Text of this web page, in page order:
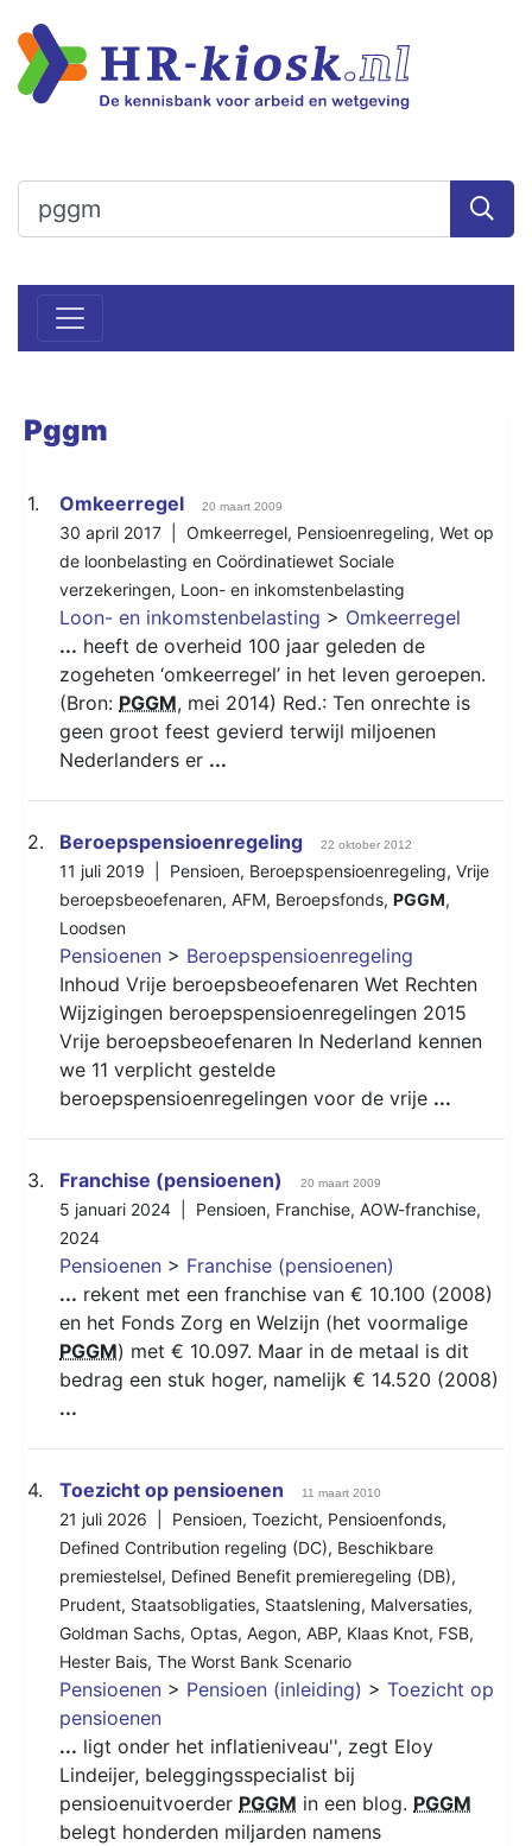
Pggm
1. Omkeerregel 20 maart 2009
30 april 2017 | Omkeerregel, Pensioenregeling, Wet op
de loonbelasting en Coördinatiewet Sociale
verzekeringen, Loon- en inkomstenbelasting
Loon- en inkomstenbelasting > Omkeerregel
... heeft de overheid 100 jaar geleden de
zogeheten ‘omkeerregel’ in het leven geroepen.
(Bron: PGGM, mei 2014) Red.: Ten onrechte is
geen groot feest gevierd terwijl miljoenen
Nederlanders er ...
2. Beroepspensioenregeling 22 oktober 2012
11 juli 2019 | Pensioen, Beroepspensioenregeling, Vrije
beroepsbeoefenaren, AFM, Beroepsfonds, PGGM,
Loodsen
Pensioenen > Beroepspensioenregeling
Inhoud Vrije beroepsbeoefenaren Wet Rechten
Wijzigingen beroepspensioenregelingen 2015
Vrije beroepsbeoefenaren In Nederland kennen
we 11 verplicht gestelde
beroepspensioenregelingen voor de vrije ...
3. Franchise (pensioenen) 20 maart 2009
5 januari 2024 | Pensioen, Franchise, AOW-franchise,
2024
Pensioenen > Franchise (pensioenen)
... rekent met een franchise van € 10.100 (2008)
en het Fonds Zorg en Welzijn (het voormalige
PGGM) met € 10.097. Maar in de metaal is dit
bedrag een stuk hoger, namelijk € 14.520 (2008)
...
4. Toezicht op pensioenen 11 maart 2010
21 juli 2026 | Pensioen, Toezicht, Pensioenfonds,
Defined Contribution regeling (DC), Beschikbare
premiestelsel, Defined Benefit premieregeling (DB),
Prudent, Staatsobligaties, Staatslening, Malversaties,
Goldman Sachs, Optas, Aegon, ABP, Klaas Knot, FSB,
Hester Bais, The Worst Bank Scenario
Pensioenen > Pensioen (inleiding) > Toezicht op
pensioenen
... ligt onder het inflatieniveau'', zegt Eloy
Lindeijer, beleggingsspecialist bij
pensioenuitvoerder PGGM in een blog. PGGM
belegt honderden miljarden namens